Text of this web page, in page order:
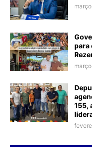
para
155,